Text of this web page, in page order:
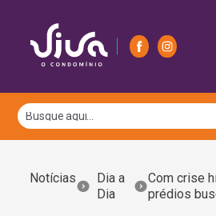
Notícias
Dia a
Dia
Com crise
prédios